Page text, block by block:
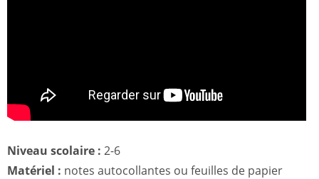
Niveau scolaire : 2-6
Matériel : notes autocollantes ou feuilles de papier